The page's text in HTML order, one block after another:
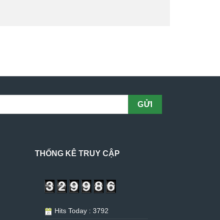
THỐNG KÊ TRUY CẬP
Hits Today : 3792